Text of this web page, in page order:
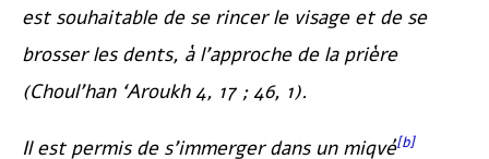
est souhaitable de se rincer le visage et de se
brosser les dents, à l’approche de la prière
(Choul’han ‘Aroukh4, 17 ; 46, 1).
Il est permis de s’immerger dans un miqvé[b]